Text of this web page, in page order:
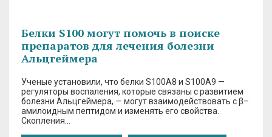
Белки S100 могут помочь в поиске
препаратов для лечения болезни
Альцгеймера
Ученые установили, что белки S100А8 и S100A9 —
регуляторы воспаления, которые связаны с развитием
болезни Альцгеймера, — могут взаимодействовать с β–
амилоидным пептидом и изменять его свойства.
Скопления…